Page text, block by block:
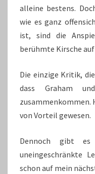
alleine bestens.
wie es ganz
ist, sind die
berühmte Kirsche
Die einzige Kritik,
dass Graham
zusammenkommen.
von Vorteil gewesen.
Dennoch gibt
uneingeschränkte
schon auf mein